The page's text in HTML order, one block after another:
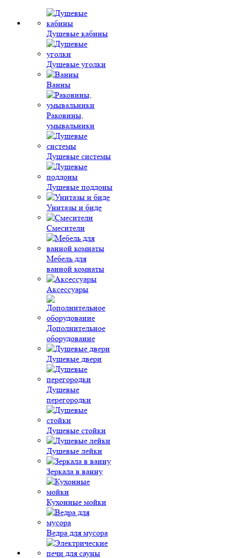
Душевые кабины
Душевые уголки
Ванны
Раковины,
умывальники
Душевые системы
Душевые поддоны
Унитазы и биде
Смесители
Мебель для
ванной комнаты
Аксессуары
Дополнительное
оборудование
Душевые двери
Душевые
перегородки
Душевые стойки
Душевые лейки
Зеркала в ванну
Кухонные мойки
Ведра для мусора